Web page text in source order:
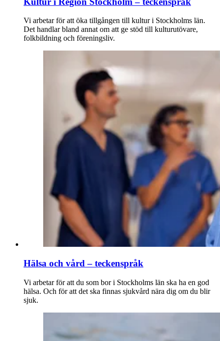
Vi arbetar för att öka tillgången till kultur i Stockholms län.
Det handlar bland annat om att ge stöd till kulturutövare,
folkbildning och föreningsliv.
Hälsa och vård – teckenspråk
Vi arbetar för att du som bor i Stockholms län ska ha en god
hälsa. Och för att det ska finnas sjukvård nära dig om du blir
sjuk.